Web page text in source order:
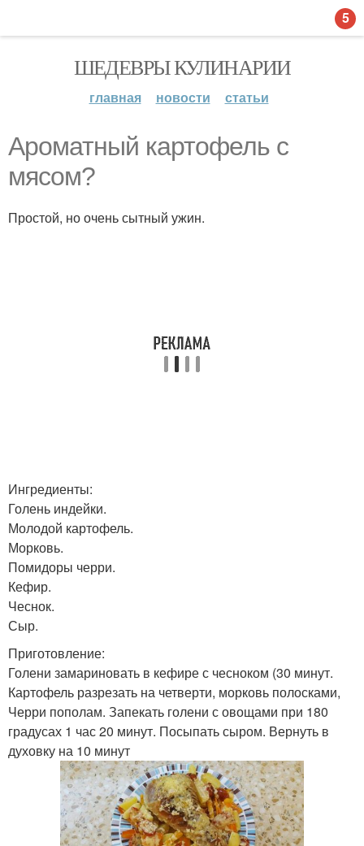
ШЕДЕВРЫ КУЛИНАРИИ
главная новости статьи
Ароматный картофель с
мясом?
Простой, но очень сытный ужин.
Ингредиенты:
Голень индейки.
Молодой картофель.
Морковь.
Помидоры черри.
Кефир.
Чеснок.
Сыр.
Приготовление:
Голени замариновать в кефире с чесноком (30 минут.
Картофель разрезать на четверти, морковь полосками,
Черри пополам. Запекать голени с овощами при 180
градусах 1 час 20 минут. Посыпать сыром. Вернуть в
духовку на 10 минут
5